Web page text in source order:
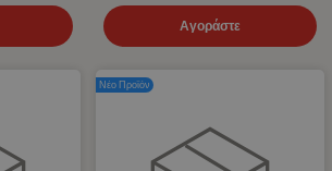
Αγοράστε
Νέο Προϊόν